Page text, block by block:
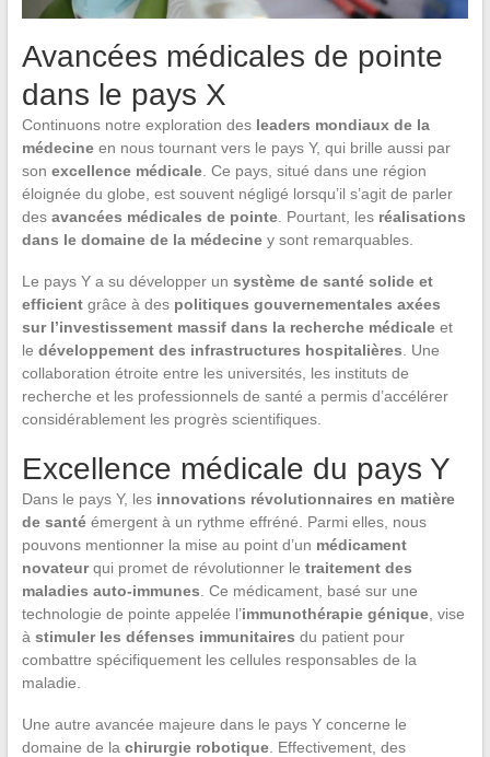
Avancées médicales de pointe
dans le pays X
Continuons notre exploration des leaders mondiaux de la
médecineen nous tournant vers le pays Y, qui brille aussi par
son excellence médicale. Ce pays, situé dans une région
éloignée du globe, est souvent négligé lorsqu’il s’agit de parler
des avancées médicales de pointe. Pourtant, les réalisations
dans le domaine de la médeciney sont remarquables.
Le pays Y a su développer un système de santé solide et
efficientgrâce à des politiques gouvernementales axées
sur l’investissement massif dans la recherche médicaleet
le développement des infrastructures hospitalières . Une
collaboration étroite entre les universités, les instituts de
recherche et les professionnels de santé a permis d’accélérer
considérablement les progrès scientifiques.
Excellence médicale du pays Y
Dans le pays Y, les innovations révolutionnaires en matière
de santéémergent à un rythme effréné. Parmi elles, nous
pouvons mentionner la mise au point d’un médicament
novateurqui promet de révolutionner le traitement des
maladies auto-immunes . Ce médicament, basé sur une
technologie de pointe appelée l’immunothérapie génique, vise
à stimuler les défenses immunitaires du patient pour
combattre spécifiquement les cellules responsables de la
maladie.
Une autre avancée majeure dans le pays Y concerne le
domaine de la chirurgie robotique. Effectivement, des